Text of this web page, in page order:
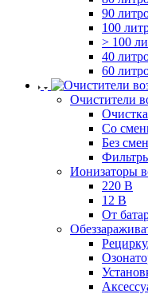
90
100
> 100
40
60
Очистители
Cо
Без
Ионизаторы
220 В
12 В
От